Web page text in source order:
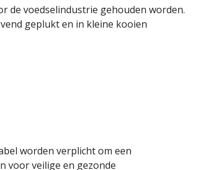
de voedselindustrie gehouden worden.
geplukt en in kleine kooien
worden verplicht om een
voor veilige en gezonde